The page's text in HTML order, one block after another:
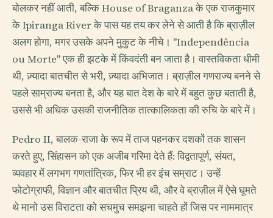
बोलकर नहीं आती, बल्कि House of Braganza के एक राजकुमार
के Ipiranga River के पास यह तय कर लेने से आती है कि ब्राज़ील
अलग होगा, मगर उसके अपने मुकुट के नीचे। "Independência
ou Morte" एक ही झटके में किंवदंती बन जाता है। वास्तविकता धीमी
थी, ज़्यादा बातचीत से भरी, ज़्यादा अभिजात। ब्राज़ील गणराज्य बनने से
पहले साम्राज्य बनता है, और यह बात देश के बारे में बहुत कुछ बताती है,
उससे भी अधिक उसकी राजनीतिक तात्कालिकता की रुचि के बारे में।
Pedro II, बालक-राजा के रूप में ताज पहनकर दशकों तक शासन
करते हुए, सिंहासन को एक अजीब गरिमा देते हैं: विद्वतापूर्ण, संयत,
व्यवहार में लगभग गणतांत्रिक, फिर भी हर इंच सम्राट। उन्हें
फोटोग्राफी, विज्ञान और बातचीत प्रिय थी, और वे ब्राज़ील में ऐसे घूमते
थे मानो उस विराटता को सचमुच समझना चाहते हों जिस पर नाममात्र